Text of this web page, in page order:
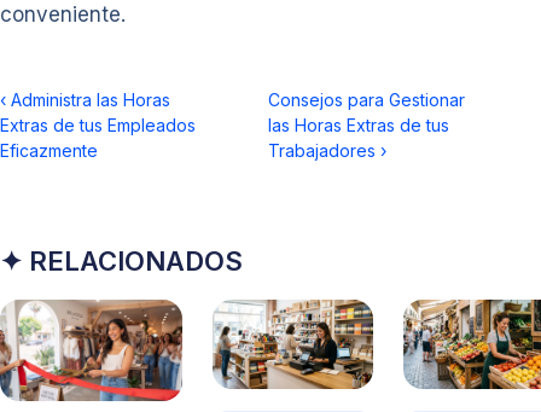
conveniente.
‹ Administra las Horas
Extras de tus Empleados
Eficazmente
Consejos para Gestionar
las Horas Extras de tus
Trabajadores ›
✦ RELACIONADOS